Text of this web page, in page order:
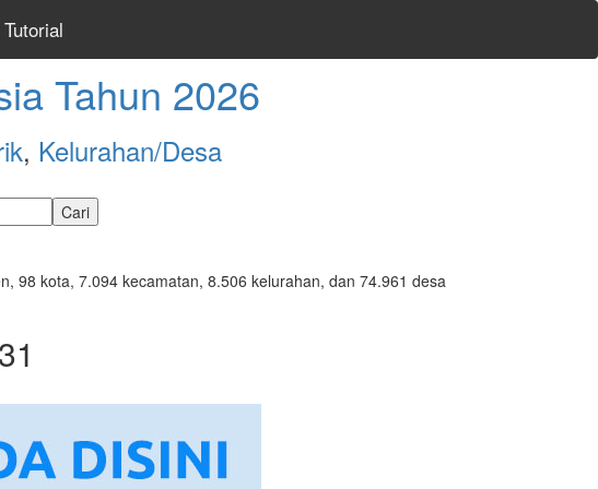
Tahun 2026
, Kelurahan/Desa
98 kota, 7.094 kecamatan, 8.506 kelurahan, dan 74.961 desa